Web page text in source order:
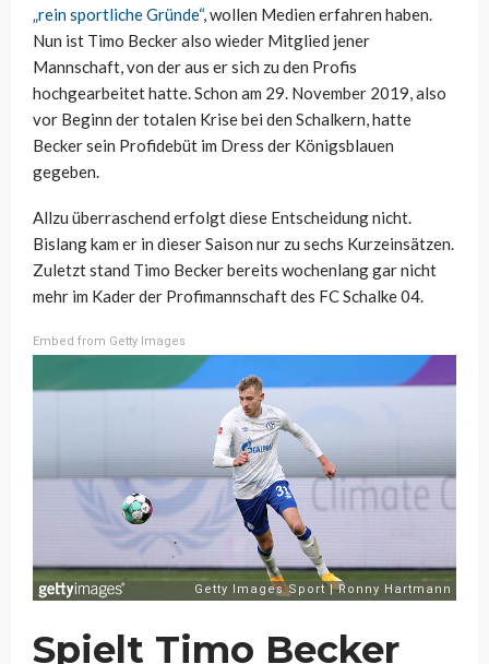
„rein sportliche Gründe“, wollen Medien erfahren haben.
Nun ist Timo Becker also wieder Mitglied jener
Mannschaft, von der aus er sich zu den Profis
hochgearbeitet hatte. Schon am 29. November 2019, also
vor Beginn der totalen Krise bei den Schalkern, hatte
Becker sein Profidebüt im Dress der Königsblauen
gegeben.
Allzu überraschend erfolgt diese Entscheidung nicht.
Bislang kam er in dieser Saison nur zu sechs Kurzeinsätzen.
Zuletzt stand Timo Becker bereits wochenlang gar nicht
mehr im Kader der Profimannschaft des FC Schalke 04.
Embed from Getty Images
Spielt Timo Becker